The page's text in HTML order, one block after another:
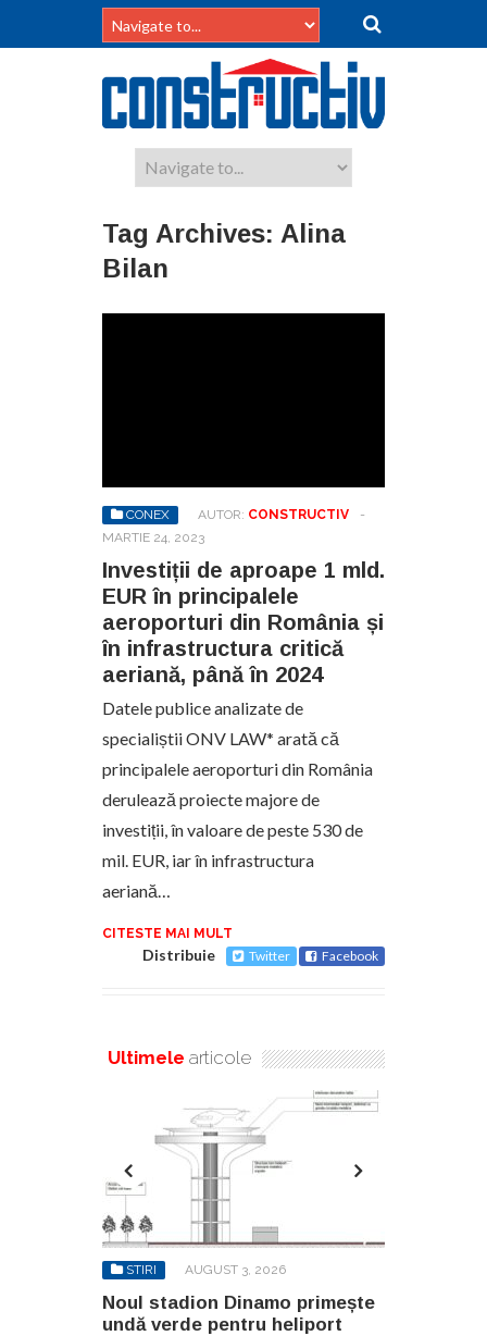
Tag Archives: Alina
Bilan
CONEX AUTOR: CONSTRUCTIV
-
MARTIE 24, 2023
Investiții de aproape 1 mld.
EUR în principalele
aeroporturi din România și
în infrastructura critică
aeriană, până în 2024
Datele publice analizate de
specialiștii ONV LAW* arată că
principalele aeroporturi din România
derulează proiecte majore de
investiții, în valoare de peste 530 de
mil. EUR, iar în infrastructura
aeriană…
CITESTE MAI MULT
Distribuie Twitter Facebook
Ultimele articole
STIRI AUGUST 3, 2026
Noul stadion Dinamo primește
undă verde pentru heliport